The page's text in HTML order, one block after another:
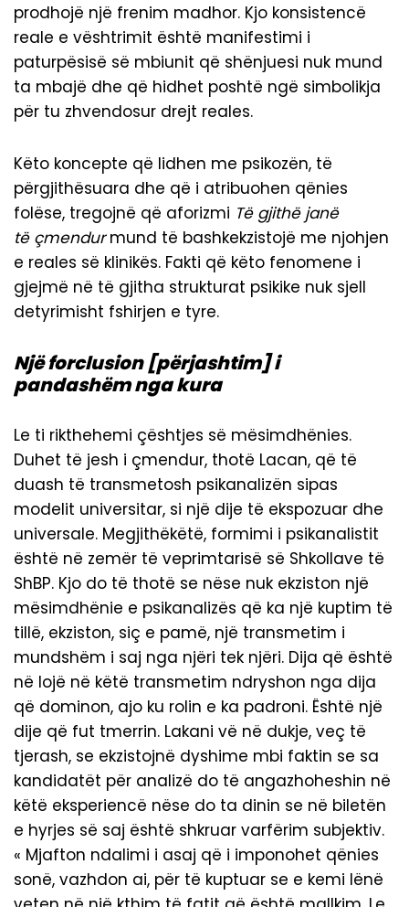
prodhojë një frenim madhor. Kjo konsistencë
reale e vështrimit është manifestimi i
paturpësisë së mbiunit që shënjuesi nuk mund
ta mbajë dhe që hidhet poshtë ngë simbolikja
për tu zhvendosur drejt reales.
Këto koncepte që lidhen me psikozën, të
përgjithësuara dhe që i atribuohen qënies
folëse, tregojnë që aforizmi Të gjithë janë
të çmendurmund të bashkekzistojë me njohjen
e reales së klinikës. Fakti që këto fenomene i
gjejmë në të gjitha strukturat psikike nuk sjell
detyrimisht fshirjen e tyre.
Një forclusion [përjashtim] i
pandashëm nga kura
Le ti rikthehemi çështjes së mësimdhënies.
Duhet të jesh i çmendur, thotë Lacan, që të
duash të transmetosh psikanalizën sipas
modelit universitar, si një dije të ekspozuar dhe
universale. Megjithëkëtë, formimi i psikanalistit
është në zemër të veprimtarisë së Shkollave të
ShBP. Kjo do të thotë se nëse nuk ekziston një
mësimdhënie e psikanalizës që ka një kuptim të
tillë, ekziston, siç e pamë, një transmetim i
mundshëm i saj nga njëri tek njëri. Dija që është
në lojë në këtë transmetim ndryshon nga dija
që dominon, ajo ku rolin e ka padroni. Është një
dije që fut tmerrin. Lakani vë në dukje, veç të
tjerash, se ekzistojnë dyshime mbi faktin se sa
kandidatët për analizë do të angazhoheshin në
këtë eksperiencë nëse do ta dinin se në biletën
e hyrjes së saj është shkruar varfërim subjektiv.
« Mjafton ndalimi i asaj që i imponohet qënies
sonë, vazhdon ai, për të kuptuar se e kemi lënë